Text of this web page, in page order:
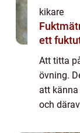
kikare
Fuktmätning
ett
Att titta
övning.
att
och